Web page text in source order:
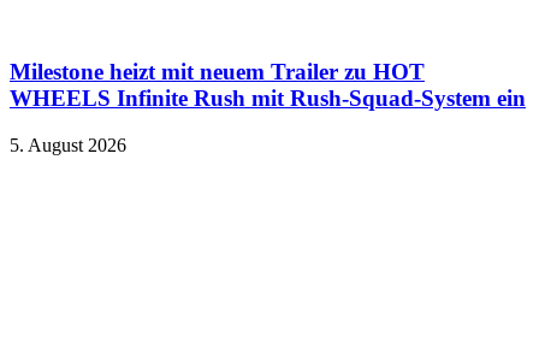
Milestone heizt mit neuem Trailer zu HOT
WHEELS Infinite Rush mit Rush-Squad-System ein
5. August 2026